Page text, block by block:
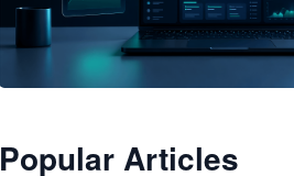
JimoClaw 桌面 AI Agent 工作台
Popular Articles